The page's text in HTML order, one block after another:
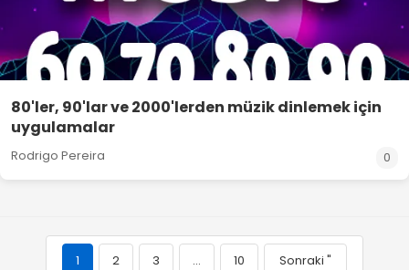
80'ler, 90'lar ve 2000'lerden müzik dinlemek için
uygulamalar
Rodrigo Pereira 0
1 2 3 … 10 Sonraki "